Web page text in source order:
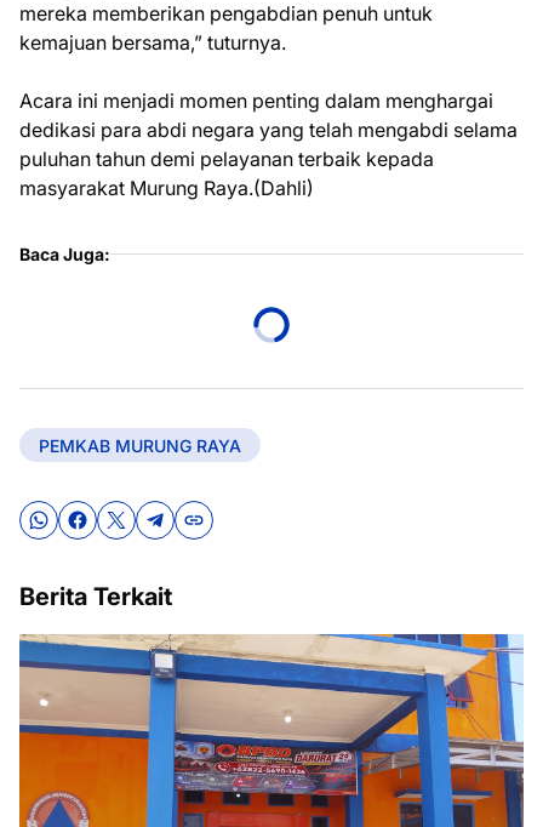
mereka memberikan pengabdian penuh untuk
kemajuan bersama,” tuturnya.
Acara ini menjadi momen penting dalam menghargai
dedikasi para abdi negara yang telah mengabdi selama
puluhan tahun demi pelayanan terbaik kepada
masyarakat Murung Raya.(Dahli)
Baca Juga:
PEMKAB MURUNG RAYA
Berita Terkait